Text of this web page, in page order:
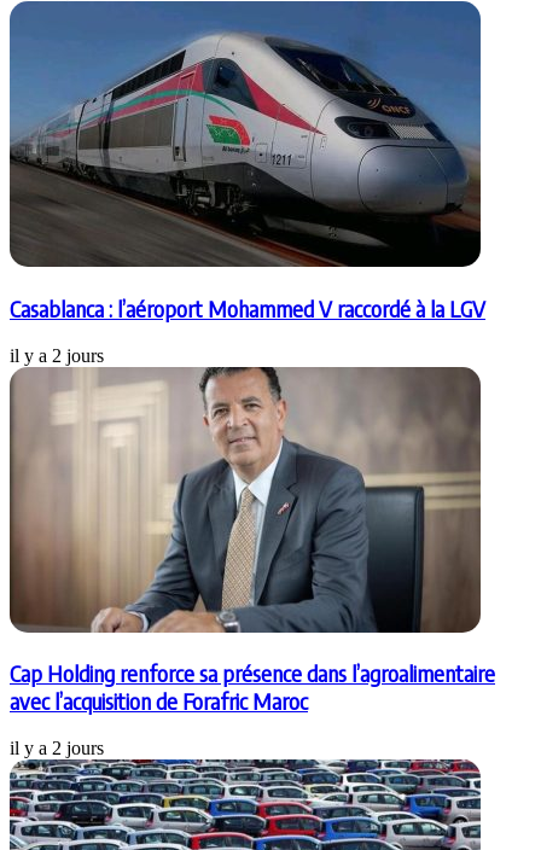
Casablanca : l’aéroport Mohammed V raccordé à la LGV
il y a 2 jours
Cap Holding renforce sa présence dans l’agroalimentaire
avec l’acquisition de Forafric Maroc
il y a 2 jours